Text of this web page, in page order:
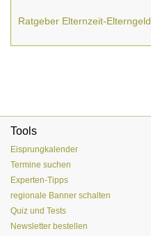
Ratgeber Elternzeit-Elterngeld
Tools
Eisprungkalender
Termine suchen
Experten-Tipps
regionale Banner schalten
Quiz und Tests
Newsletter bestellen